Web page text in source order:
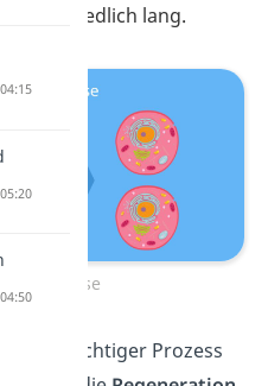
unterschiedlich lang.
Mitose
ein wichtiger Prozess